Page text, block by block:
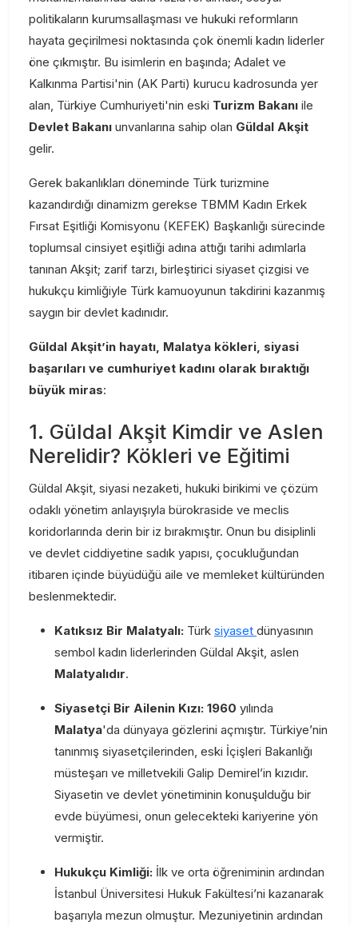
politikaların kurumsallaşması ve hukuki reformların
hayata geçirilmesi noktasında çok önemli kadın liderler
öne çıkmıştır. Bu isimlerin en başında; Adalet ve
Kalkınma Partisi'nin (AK Parti) kurucu kadrosunda yer
alan, Türkiye Cumhuriyeti'nin eski Turizm Bakanı ile
Devlet Bakanı unvanlarına sahip olan Güldal Akşit
gelir.
Gerek bakanlıkları döneminde Türk turizmine
kazandırdığı dinamizm gerekse TBMM Kadın Erkek
Fırsat Eşitliği Komisyonu (KEFEK) Başkanlığı sürecinde
toplumsal cinsiyet eşitliği adına attığı tarihi adımlarla
tanınan Akşit; zarif tarzı, birleştirici siyaset çizgisi ve
hukukçu kimliğiyle Türk kamuoyunun takdirini kazanmış
saygın bir devlet kadınıdır.
Güldal Akşit’in hayatı, Malatya kökleri, siyasi
başarıları ve cumhuriyet kadını olarak bıraktığı
büyük miras:
1. Güldal Akşit Kimdir ve Aslen
Nerelidir? Kökleri ve Eğitimi
Güldal Akşit, siyasi nezaketi, hukuki birikimi ve çözüm
odaklı yönetim anlayışıyla bürokraside ve meclis
koridorlarında derin bir iz bırakmıştır. Onun bu disiplinli
ve devlet ciddiyetine sadık yapısı, çocukluğundan
itibaren içinde büyüdüğü aile ve memleket kültüründen
beslenmektedir.
Katıksız Bir Malatyalı: Türk siyaset dünyasının
sembol kadın liderlerinden Güldal Akşit, aslen
Malatyalıdır.
Siyasetçi Bir Ailenin Kızı: 1960 yılında
Malatya'da dünyaya gözlerini açmıştır. Türkiye’nin
tanınmış siyasetçilerinden, eski İçişleri Bakanlığı
müsteşarı ve milletvekili Galip Demirel’in kızıdır.
Siyasetin ve devlet yönetiminin konuşulduğu bir
evde büyümesi, onun gelecekteki kariyerine yön
vermiştir.
Hukukçu Kimliği: İlk ve orta öğreniminin ardından
İstanbul Üniversitesi Hukuk Fakültesi’ni kazanarak
başarıyla mezun olmuştur. Mezuniyetinin ardından